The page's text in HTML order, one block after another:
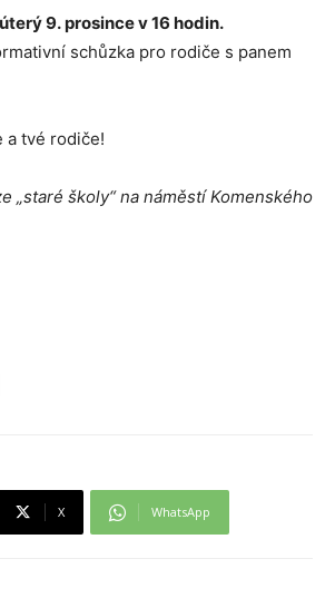
9. prosince v 16 hodin.
schůzka pro rodiče s panem
a tvé rodiče!
„staré školy“ na náměstí Komenského
X WhatsApp